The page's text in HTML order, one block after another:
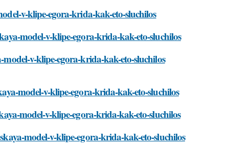
v-klipe-egora-krida-kak-eto-sluchilos
model-v-klipe-egora-krida-kak-eto-sluchilos
v-klipe-egora-krida-kak-eto-sluchilos
model-v-klipe-egora-krida-kak-eto-sluchilos
model-v-klipe-egora-krida-kak-eto-sluchilos
model-v-klipe-egora-krida-kak-eto-sluchilos